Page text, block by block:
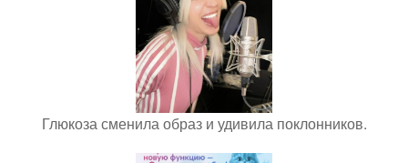
Глюкоза сменила образ и удивила поклонников.